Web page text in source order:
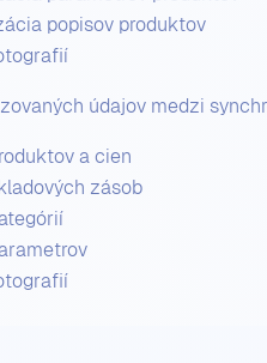
popisov produktov
údajov medzi
a cien
zásob